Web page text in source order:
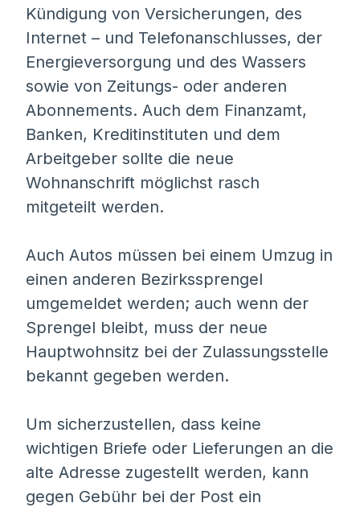
Kündigung von Versicherungen, des
Internet – und Telefonanschlusses, der
Energieversorgung und des Wassers
sowie von Zeitungs- oder anderen
Abonnements. Auch dem Finanzamt,
Banken, Kreditinstituten und dem
Arbeitgeber sollte die neue
Wohnanschrift möglichst rasch
mitgeteilt werden.
Auch Autos müssen bei einem Umzug in
einen anderen Bezirkssprengel
umgemeldet werden; auch wenn der
Sprengel bleibt, muss der neue
Hauptwohnsitz bei der Zulassungsstelle
bekannt gegeben werden.
Um sicherzustellen, dass keine
wichtigen Briefe oder Lieferungen an die
alte Adresse zugestellt werden, kann
gegen Gebühr bei der Post ein